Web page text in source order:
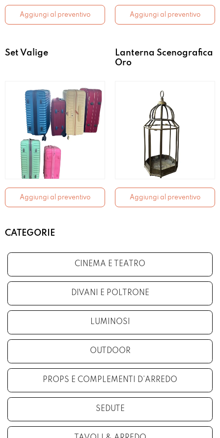
Aggiungi al preventivo Aggiungi al preventivo
Set Valige
Aggiungi al preventivo
Lanterna Scenografica
Oro
Aggiungi al preventivo
CATEGORIE
CINEMA E TEATRO
DIVANI E POLTRONE
LUMINOSI
OUTDOOR
PROPS E COMPLEMENTI D’ARREDO
SEDUTE